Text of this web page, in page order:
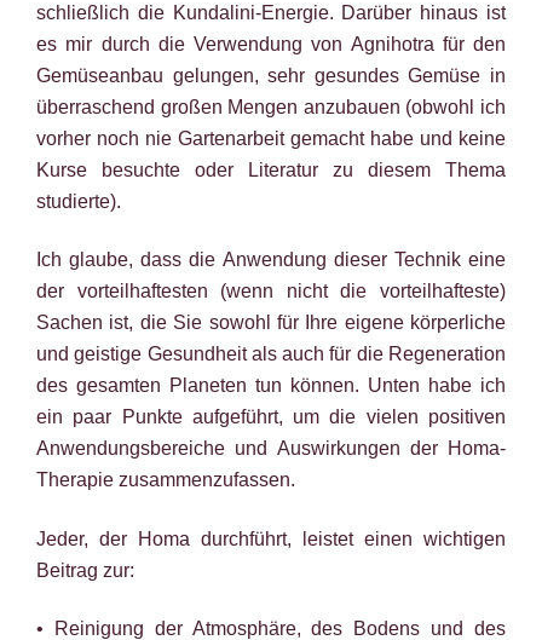
schließlich die Kundalini-Energie. Darüber hinaus ist
es mir durch die Verwendung von Agnihotra für den
Gemüseanbau gelungen, sehr gesundes Gemüse in
überraschend großen Mengen anzubauen (obwohl ich
vorher noch nie Gartenarbeit gemacht habe und keine
Kurse besuchte oder Literatur zu diesem Thema
studierte).
Ich glaube, dass die Anwendung dieser Technik eine
der vorteilhaftesten (wenn nicht die vorteilhafteste)
Sachen ist, die Sie sowohl für Ihre eigene körperliche
und geistige Gesundheit als auch für die Regeneration
des gesamten Planeten tun können. Unten habe ich
ein paar Punkte aufgeführt, um die vielen positiven
Anwendungsbereiche und Auswirkungen der Homa-
Therapie zusammenzufassen.
Jeder, der Homa durchführt, leistet einen wichtigen
Beitrag zur:
• Reinigung der Atmosphäre, des Bodens und des